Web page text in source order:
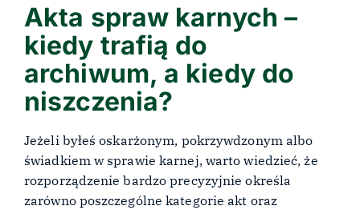
Akta spraw karnych –
kiedy trafią do
archiwum, a kiedy do
niszczenia?
Jeżeli byłeś oskarżonym, pokrzywdzonym albo
świadkiem w sprawie karnej, warto wiedzieć, że
rozporządzenie bardzo precyzyjnie określa
zarówno poszczególne kategorie akt oraz